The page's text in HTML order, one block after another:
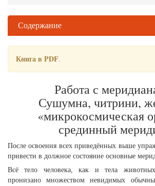
Содержание
Книга в PDF.
Работа с
Сушумна, читрини,
«микрокосмическая
срединный
После освоения всех приведённых выше
привести в должное состояние основные
Всё тело человека, как и тела
пронизано множеством невидимых